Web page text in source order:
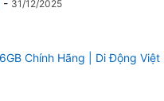
31/12/2025